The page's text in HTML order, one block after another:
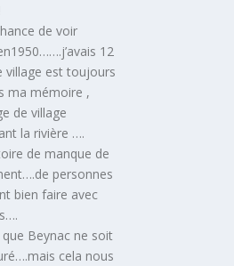
de voir
12
village est toujours
ma mémoire ,
de village
la rivière ….
de manque de
personnes
bien faire avec
que Beynac ne soit
cela nous